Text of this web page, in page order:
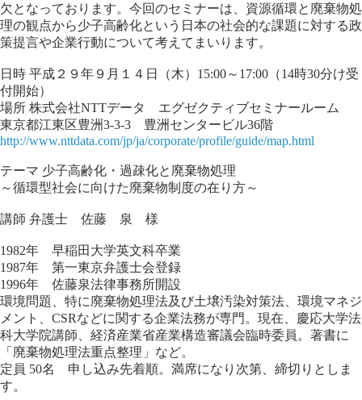
欠となっております。今回のセミナーは、資源循環と廃棄物処
理の観点から少子高齢化という日本の社会的な課題に対する政
策提言や企業行動について考えてまいります。
日時 平成２９年９月１４日（木）15:00～17:00（14時30分け受
付開始）
場所 株式会社NTTデータ エグゼクティブセミナールーム
東京都江東区豊洲3-3-3 豊洲センタービル36階
http://www.nttdata.com/jp/ja/corporate/profile/guide/map.html
テーマ 少子高齢化・過疎化と廃棄物処理
～循環型社会に向けた廃棄物制度の在り方～
講師 弁護士 佐藤 泉 様
1982年 早稲田大学英文科卒業
1987年 第一東京弁護士会登録
1996年 佐藤泉法律事務所開設
環境問題、特に廃棄物処理法及び土壌汚染対策法、環境マネジ
メント、CSRなどに関する企業法務が専門。現在、慶応大学法
科大学院講師、経済産業省産業構造審議会臨時委員。著書に
「廃棄物処理法重点整理」など。
定員 50名 申し込み先着順。満席になり次第、締切りとしま
す。